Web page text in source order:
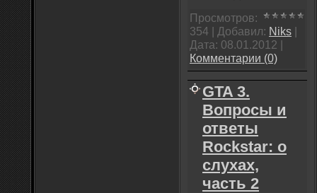
Просмотров:
354 | Добавил: Niks |
Дата: 08.01.2012 |
Комментарии (0)
GTA 3.
Вопросы и
ответы
Rockstar: о
слухах,
часть 2